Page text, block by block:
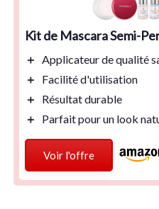
Kit de Mascara Semi-
＋ Applicateur dequalité
＋
Facilité d'utilisation
＋
Résultatdurable
＋
Parfait pour un look
Voir l'offre